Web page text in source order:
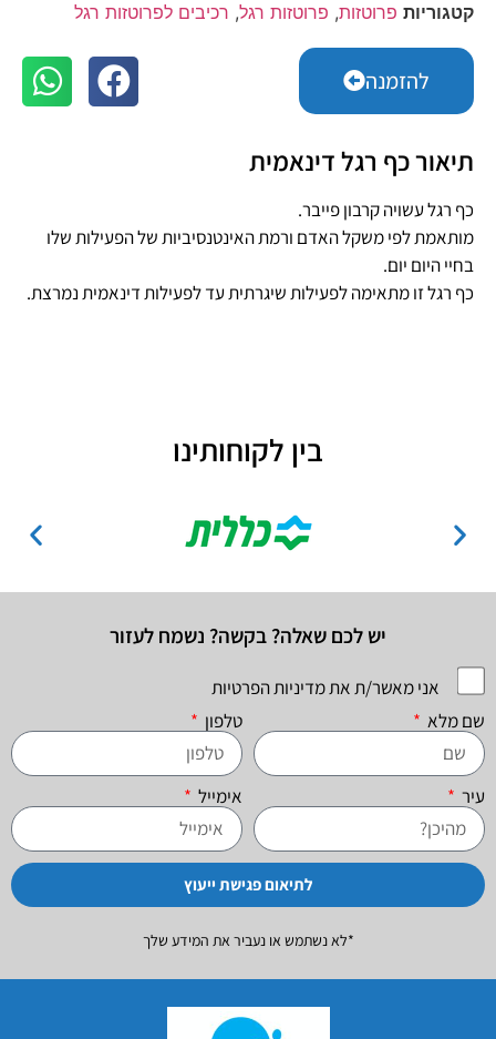
קטגוריות פרוטזות, פרוטזות רגל, רכיבים לפרוטזות רגל
להזמנה
תיאור כף רגל דינאמית
כף רגל עשויה קרבון פייבר.
מותאמת לפי משקל האדם ורמת האינטנסיביות של הפעילות שלו
בחיי היום יום.
כף רגל זו מתאימה לפעילות שיגרתית עד לפעילות דינאמית נמרצת.
בין לקוחותינו
יש לכם שאלה? בקשה? נשמח לעזור
אני מאשר/ת את מדיניות הפרטיות
שם מלא
טלפון
עיר אימייל
לתיאום פגישת ייעוץ
*לא נשתמש או נעביר את המידע שלך